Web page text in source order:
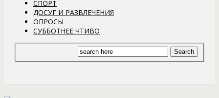
СПОРТ
ДОСУГ И РАЗВЛЕЧЕНИЯ
ОПРОСЫ
СУББОТНЕЕ ЧТИВО